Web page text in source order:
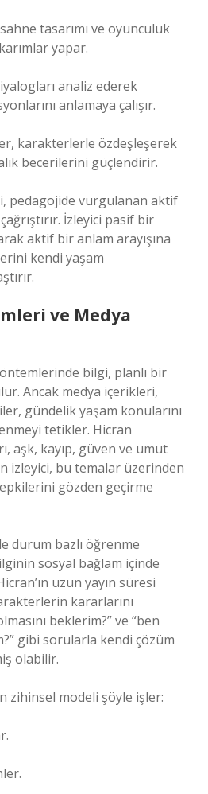
tasarımı ve oyunculuk
yapar.
analiz ederek
anlamaya çalışır.
karakterlerle özdeşleşerek
becerilerini güçlendirir.
pedagojide vurgulanan aktif
İzleyici pasif bir
aktif bir anlam arayışına
kendi yaşam
ve Medya
bilgi, planlı bir
Ancak medya içerikleri,
gündelik yaşam konularını
tetikler. Hicran
aşk, kayıp, güven ve umut
izleyici, bu temalar üzerinden
gözden geçirme
durum bazlı öğrenme
sosyal bağlam içinde
uzun yayın süresi
kararlarını
beklerim?” ve “ben
gibi sorularla kendi çözüm
olabilir.
zihinsel modeli şöyle işler: